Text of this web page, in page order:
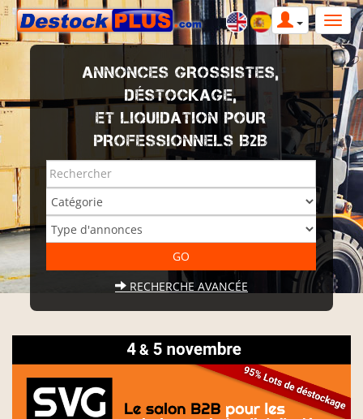
ANNONCES GROSSISTES,
DÉSTOCKAGE,
ET LIQUIDATION POUR
PROFESSIONNELS B2B
RECHERCHE AVANCÉE